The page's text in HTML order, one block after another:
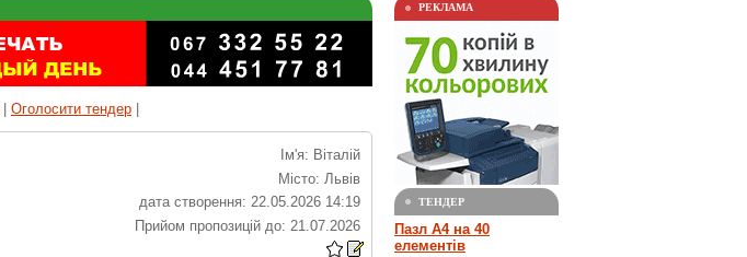
Оголосити тендер
Ім'я: Віталій
Місто: Львів
дата створення: 22.05.2026 14:19
Прийом пропозицій до: 21.07.2026
РЕКЛАМА
ТЕНДЕР
Пазл А4 на 40
елементів